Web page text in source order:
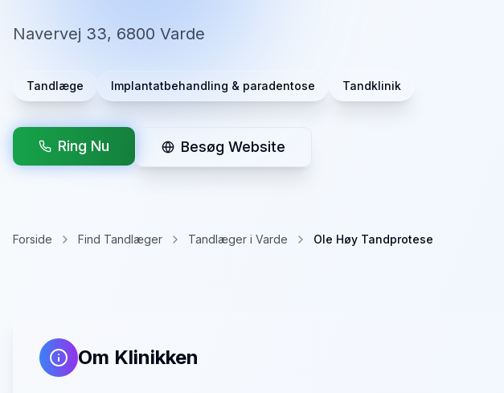
Navervej 33, 6800 Varde
Tandlæge Implantatbehandling & paradentose Tandklinik
Ring Nu Besøg Website
Forside Find Tandlæger Tandlæger i Varde Ole Høy Tandprotese
Om Klinikken